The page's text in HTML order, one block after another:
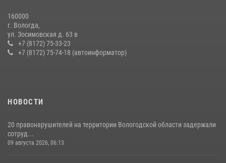
В ВОЛОГДЕ РОСГВАРДЕЙЦЫ ЗАДЕРЖАЛИ МУЖЧИНУ,
ОТКАЗЫВАВШЕГОСЯ ОСВОБОДИТЬ НОМЕР В ГОСТИНИЦЕ
24 июля 2026, 07:32
160000
г. Вологда,
ул. Зосимовская д. 63 в
+7 (8172) 75-33-23
+7 (8172) 75-74-18 (автоинформатор)
НОВОСТИ
20 правонарушителей на территории Вологодской области задержали
сотруд...
09 августа 2026, 06:13